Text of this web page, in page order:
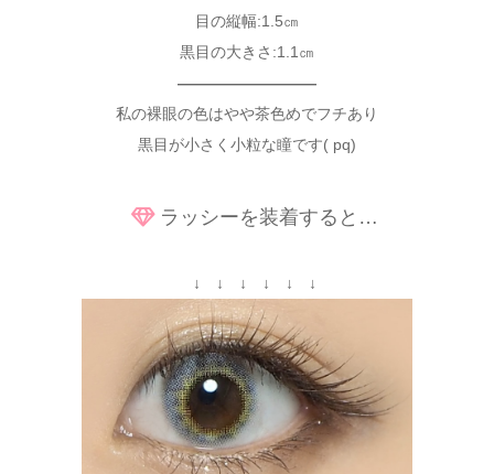
目の縦幅:1.5㎝
黒目の大きさ:1.1㎝
—————————
私の裸眼の色はやや茶色めでフチあり
黒目が小さく小粒な瞳です( pq)
ラッシーを装着すると…
↓ ↓ ↓ ↓ ↓ ↓